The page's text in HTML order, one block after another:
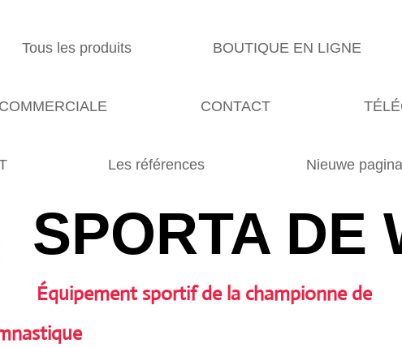
Tous les produits BOUTIQUE EN LIGNE
CONTACT
Les références Nieuwe pagina
SPORTA DE
Équipement sportif de la championne de